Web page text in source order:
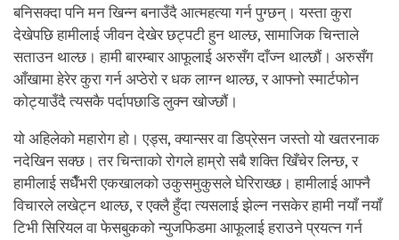
बनिसक्दा पनि मन खिन्न बनाउँदै आत्महत्या गर्न पुग्छन्। यस्ता कुरा
देखेपछि हामीलाई जीवन देखेर छट्पटी हुन थाल्छ,सामाजिक चिन्ताले
सताउन थाल्छ। हामी बारम्बार आफूलाई अरुसँग दाँज्न थाल्छौं। अरुसँग
आँखामा हेरेर कुरा गर्न अप्ठेरो र धक लाग्न थाल्छ,र आफ्नो स्मार्टफोन
कोट्याउँदै त्यसकै पर्दापछाडि लुक्न खोज्छौं।
यो अहिलेको महारोग हो। एड्स,क्यान्सर वा डिप्रेसन जस्तो यो खतरनाक
नदेखिन सक्छ। तर चिन्ताको रोगले हाम्रो सबै शक्ति खिँचेर लिन्छ,र
हामीलाई सधैँभरी एकखालको उकुसमुकुसले घेरिराख्छ। हामीलाई आफ्नै
विचारले लखेट्न थाल्छ,र एक्लै हुँदा त्यसलाई झेल्न नसकेर हामी नयाँ नयाँ
टिभी सिरियल वा फेसबुकको न्युजफिडमा आफूलाई हराउने प्रयत्न गर्न